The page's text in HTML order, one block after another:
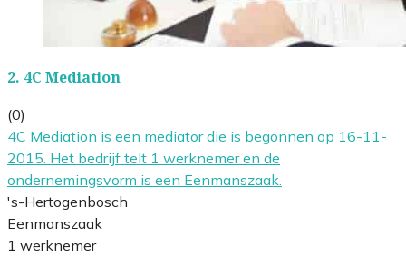
2. 4C Mediation
(0)
4C Mediation is een mediator die is begonnen op 16-11-
2015. Het bedrijf telt 1 werknemer en de
ondernemingsvorm is een Eenmanszaak.
's-Hertogenbosch
Eenmanszaak
1 werknemer